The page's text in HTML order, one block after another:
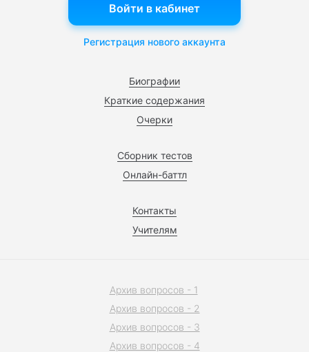
Биографии
Краткие содержания
Очерки
Сборник тестов
Онлайн-баттл
Контакты
Учителям
Войти в кабинет
Регистрация нового аккаунта
Архив вопросов - 1
Архив вопросов - 2
Архив вопросов - 3
Архив вопросов - 4